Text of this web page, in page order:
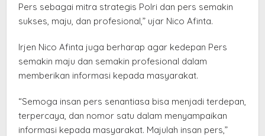
Pers sebagai mitra strategis Polri dan pers semakin
sukses, maju, dan profesional,” ujar Nico Afinta.
Irjen Nico Afinta juga berharap agar kedepan Pers
semakin maju dan semakin profesional dalam
memberikan informasi kepada masyarakat.
“Semoga insan pers senantiasa bisa menjadi terdepan,
terpercaya, dan nomor satu dalam menyampaikan
informasi kepada masyarakat. Majulah insan pers,”